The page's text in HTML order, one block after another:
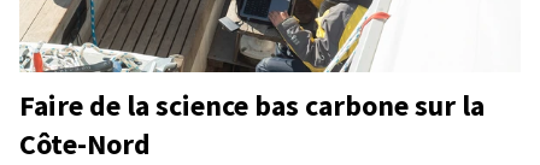
Faire de la science bas carbone sur la
Côte-Nord